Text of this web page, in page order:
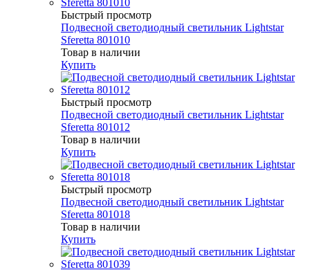
Быстрый просмотр
Подвесной светодиодный светильник Lightstar
Sferetta 801010
Товар в наличии
Купить
Быстрый просмотр
Подвесной светодиодный светильник Lightstar
Sferetta 801012
Товар в наличии
Купить
Быстрый просмотр
Подвесной светодиодный светильник Lightstar
Sferetta 801018
Товар в наличии
Купить